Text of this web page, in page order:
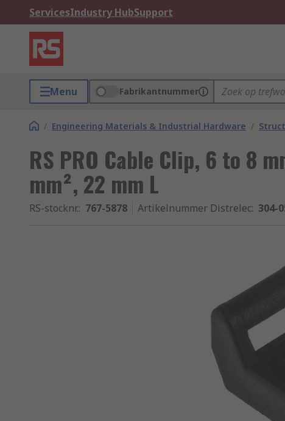
ServicesIndustry HubSupport
Menu Fabrikantnummer
/ Engineering Materials & Industrial Hardware /
RS PRO Cable Clip, 6 to 8
mm², 22 mm L
RS-stocknr.: 767-5878 Artikelnummer Distrelec: 304-